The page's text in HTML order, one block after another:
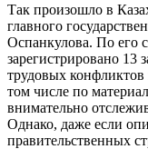
Так произошло в
главного
Оспанкулова. По его
зарегистрировано 13
трудовых
том числе по
внимательно
Однако, даже если
правительственных